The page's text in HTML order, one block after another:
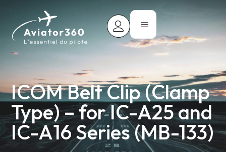
ICOM Belt Clip (Clamp
Type) – for IC-A25 and
IC-A16 Series (MB-133)